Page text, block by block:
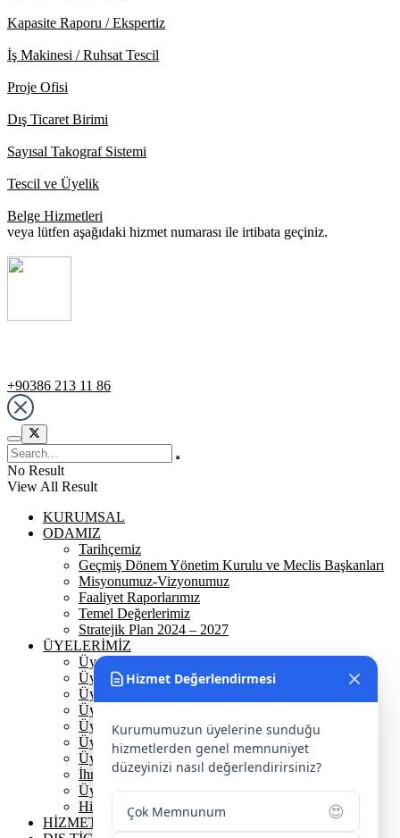
Kapasite Raporu / Ekspertiz
İş Makinesi / Ruhsat Tescil
Proje Ofisi
Dış Ticaret Birimi
Sayısal Takograf Sistemi
Tescil ve Üyelik
Belge Hizmetleri
veya lütfen aşağıdaki hizmet numarası ile irtibata geçiniz.
+90386 213 11 86
Hizmet Değerlendirmesi
Kurumumuzun üyelerine sunduğu
hizmetlerden genel memnuniyet
düzeyinizi nasıl değerlendirirsiniz?
Çok Memnunum 😍
No Result
View All Result
KURUMSAL
ODAMIZ
Tarihçemiz
Geçmiş Dönem Yönetim Kurulu ve Meclis Başkanları
Misyonumuz-Vizyonumuz
Faaliyet Raporlarımız
Temel Değerlerimiz
Stratejik Plan 2024 – 2027
ÜYELERİMİZ
Üyelerimiz
Üyelik
Üyelik Ön Başvuru
Üyelik Avantajlarımız
Üye Danışmanına Sor
Üye Sorumluluklarımız
Üye Bilgi Güncelleme Formu
İhracat Danışmanına Sor
Üye Başarı Hikayeleri
Hizmet Standartları Tablosu
HİZMETLERİMİZ